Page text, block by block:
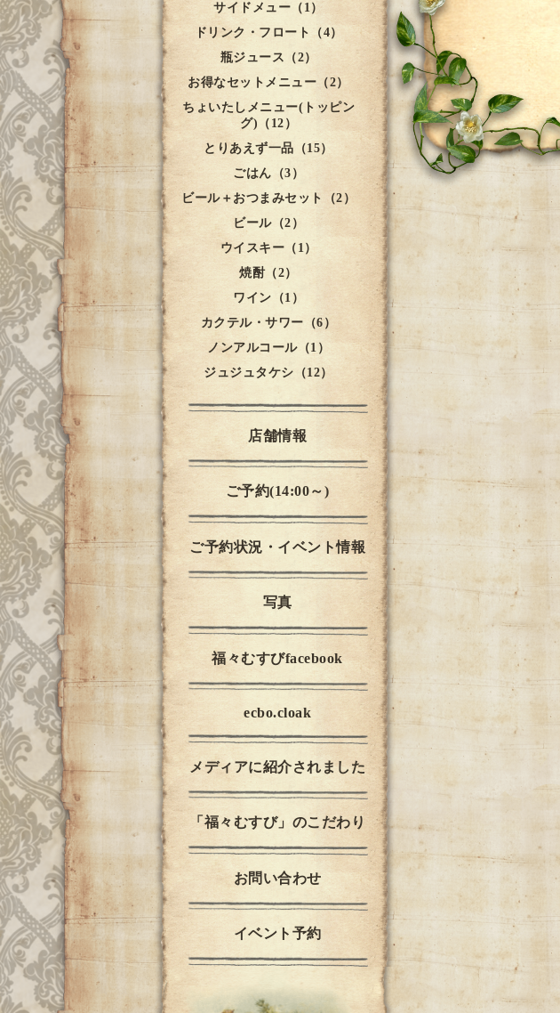
サイドメュー（1）
ドリンク・フロート（4）
瓶ジュース（2）
お得なセットメニュー（2）
ちょいたしメニュー(トッピン
グ)（12）
とりあえず一品（15）
ごはん（3）
ビール＋おつまみセット（2）
ビール（2）
ウイスキー（1）
焼酎（2）
ワイン（1）
カクテル・サワー（6）
ノンアルコール（1）
ジュジュタケシ（12）
店舗情報
ご予約(14:00～)
ご予約状況・イベント情報
写真
福々むすびfacebook
ecbo.cloak
メディアに紹介されました
「福々むすび」のこだわり
お問い合わせ
イベント予約